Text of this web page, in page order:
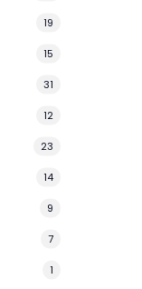
19
15
31
12
23
14
9
7
1